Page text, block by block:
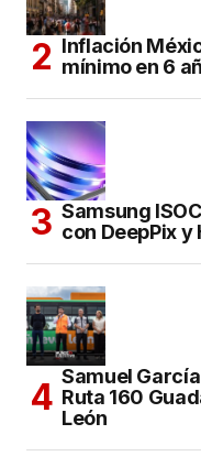
Inflación
mínimo en 6
Samsung
con DeepPix y
Samuel
Ruta 160
León